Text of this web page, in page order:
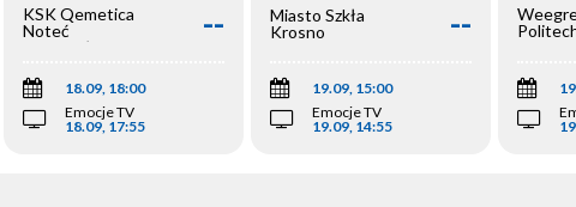
KSK Qemetica
Noteć
Inowrocław
--
18.09, 18:00
Emocje TV
18.09, 17:55
Miasto Szkła
Krosno
--
19.09, 15:00
Emocje TV
19.09, 14:55